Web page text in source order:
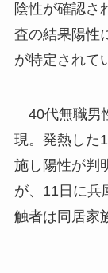
陰性が確認さ
査の結果陽性
が特定されて
40代無職男
現。 発熱した1
施し陽性が判
が、11日に兵
触者は同居家